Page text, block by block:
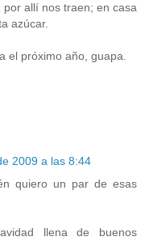
allí nos traen; en casa
azúcar.
el próximo año, guapa.
2009 a las 8:44
quiero un par de esas
llena de buenos